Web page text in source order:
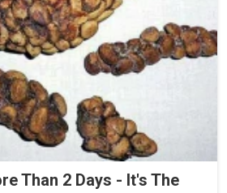
Than 2 Days - It's The